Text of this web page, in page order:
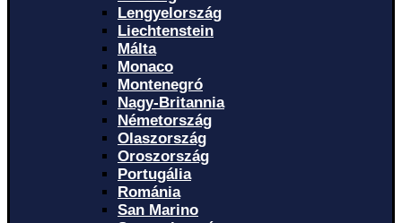
Lengyelország
Liechtenstein
Málta
Monaco
Montenegró
Nagy-Britannia
Németország
Olaszország
Oroszország
Portugália
Románia
San Marino